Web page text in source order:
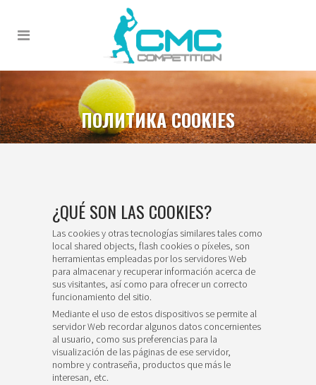
ПОЛИТИКА COOKIES
¿QUÉ SON LAS COOKIES?
Las cookies y otras tecnologías similares tales como
local shared objects, flash cookies o píxeles, son
herramientas empleadas por los servidores Web
para almacenar y recuperar información acerca de
sus visitantes, así como para ofrecer un correcto
funcionamiento del sitio.
Mediante el uso de estos dispositivos se permite al
servidor Web recordar algunos datos concernientes
al usuario, como sus preferencias para la
visualización de las páginas de ese servidor,
nombre y contraseña, productos que más le
interesan, etc.